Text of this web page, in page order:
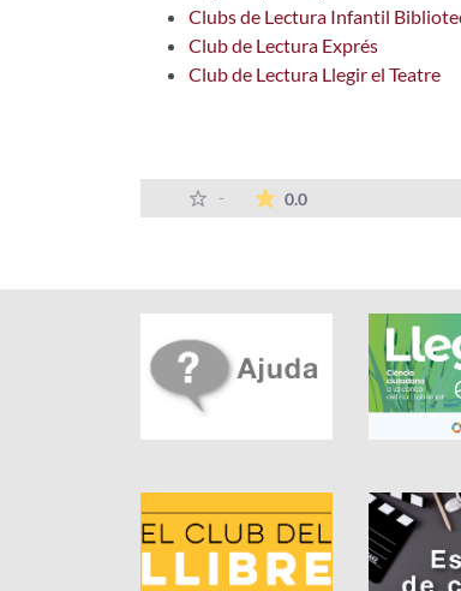
Clubs de Lectura Infantil
Club de Lectura Exprés
Club de Lectura Llegir el Teatre
- 0.0La mitjana de les